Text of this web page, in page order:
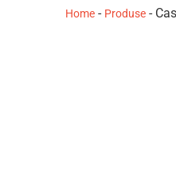
Home - Produse -